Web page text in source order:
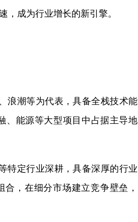
，成为行业增长的新引擎。
浪潮等为代表，具备全栈技术能
、能源等大型项目中占据主导地
特定行业深耕，具备深厚的行业
，在细分市场建立竞争壁垒，